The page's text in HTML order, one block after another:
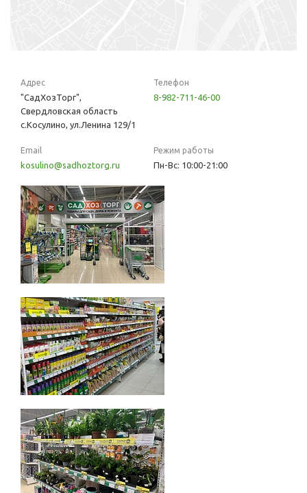
Адрес
"СадХозТорг",
Свердловская область
с.Косулино, ул.Ленина 129/1
Телефон
8-982-711-46-00
Email
kosulino@sadhoztorg.ru
Режим работы
Пн-Вс: 10:00-21:00